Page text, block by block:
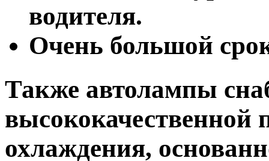
водителя.
Очень большой
Также автолампы
высококачественной
охлаждения,